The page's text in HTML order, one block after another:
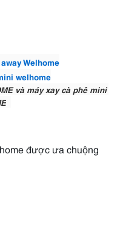
và máy xay cà phê mini
được ưa chuộng